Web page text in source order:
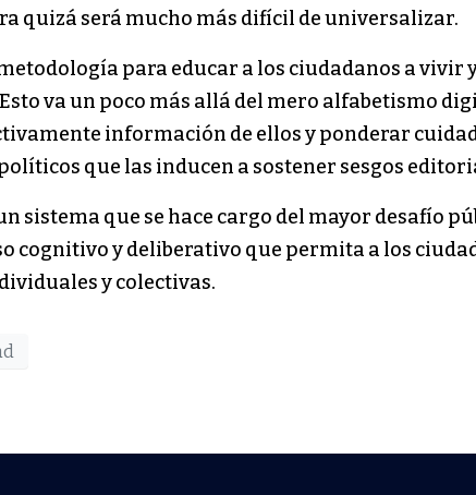
quizá será mucho más difícil de universalizar.
para educar a los ciudadanos a vivir
va un poco más allá del mero alfabetismo
información de ellos y ponderar
que las inducen a sostener sesgos
sistema que se hace cargo del mayor desafío
cognitivo y deliberativo que permita a los
y colectivas.